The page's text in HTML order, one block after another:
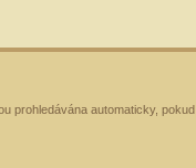
prohledávána automaticky, pokud